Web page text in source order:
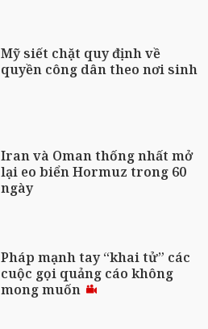
Mỹ siết chặt quy định về
quyền công dân theo nơi sinh
Iran và Oman thống nhất mở
lại eo biển Hormuz trong 60
ngày
Pháp mạnh tay “khai tử” các
cuộc gọi quảng cáo không
mong muốn